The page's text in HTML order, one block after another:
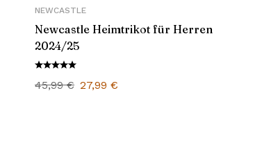
NEWCASTLE
Newcastle Heimtrikot für Herren
2024/25
45,99€ Ursprünglicher
Preis
27,99 €